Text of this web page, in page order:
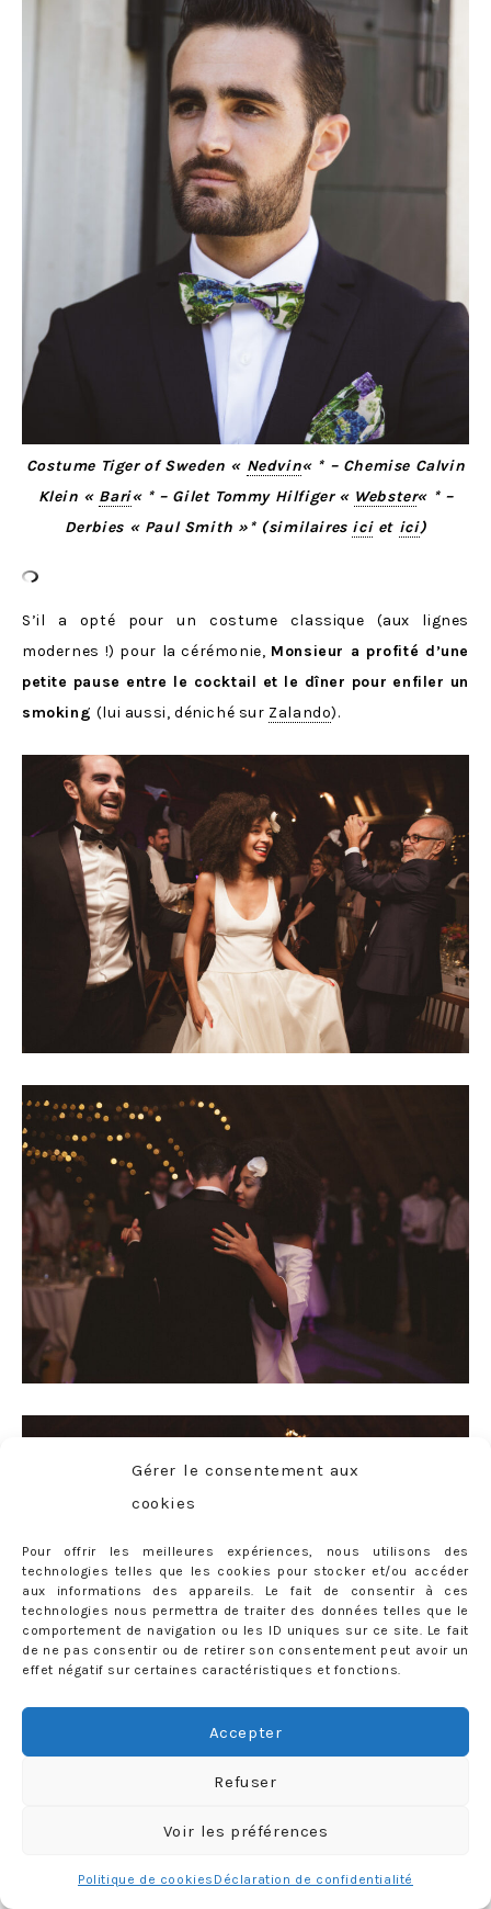
Gérer le consentement aux
cookies
Pour offrir les meilleures expériences, nous utilisons des
technologies telles que les cookies pour stocker et/ou accéder
aux informations des appareils. Le fait de consentir à ces
technologies nous permettra de traiter des données telles que le
comportement de navigation ou les ID uniques sur ce site. Le fait
de ne pas consentir ou de retirer son consentement peut avoir un
effet négatif sur certaines caractéristiques et fonctions.
Accepter
Refuser
Voir les préférences
Politique de cookies Déclaration de confidentialité
Costume Tiger of Sweden « Nedvin« * – Chemise Calvin
Klein « Bari« * – Gilet Tommy Hilfiger « Webster« * –
Derbies « Paul Smith »* (similaires iciet ici)
S’il a opté pour un costume classique (aux lignes
modernes !) pour la cérémonie, Monsieur a profité d’une
petite pause entre le cocktail et le dîner pour enfiler un
smoking (lui aussi, déniché sur Zalando).
Jack & Jones* (similaire
AH (rire nerveux). Il faut dire qu’au départ je n’avais même